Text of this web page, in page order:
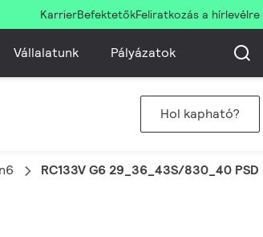
KarrierBefektetőkFeliratkozás a hírlevélre
Vállalatunk Pályázatok
Hol kapható?
RC133V G6 29_36_43S/830_40 PSD